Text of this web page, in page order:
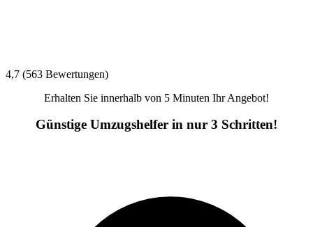
4,7 (563 Bewertungen)
Erhalten Sie innerhalb von 5 Minuten Ihr Angebot!
Günstige Umzugshelfer in nur 3 Schritten!